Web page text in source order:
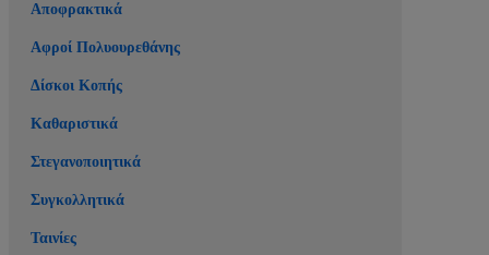
Αποφρακτικά
Αφροί Πολυουρεθάνης
Δίσκοι Κοπής
Καθαριστικά
Στεγανοποιητικά
Συγκολλητικά
Ταινίες